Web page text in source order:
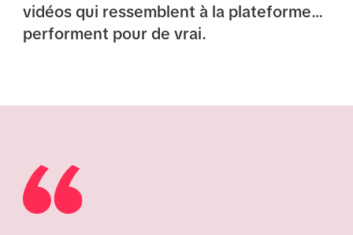
vidéos qui ressemblent à la plateforme…
performent pour de vrai.